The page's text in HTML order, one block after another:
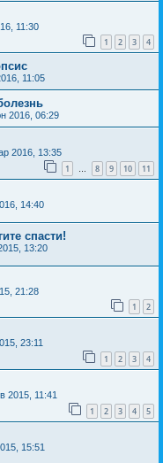
11:30
1 2 3 4
11:05
2016, 06:29
2016, 13:35
1 … 8 9 10 11
14:40
спасти!
13:20
21:28
1 2
23:11
1 2 3 4
2015, 11:41
1 2 3 4 5
15:51